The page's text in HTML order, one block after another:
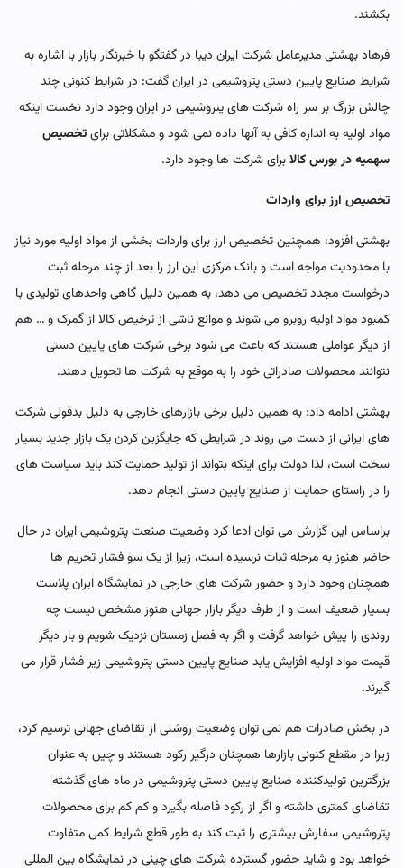
بکشند.
فرهاد بهشتی مدیرعامل شرکت ایران دیبا در گفتگو با خبرنگار بازار با اشاره به
شرایط صنایع پایین دستی پتروشیمی در ایران گفت: در شرایط کنونی چند
چالش بزرگ بر سر راه شرکت های پتروشیمی در ایران وجود دارد نخست اینکه
مواد اولیه به اندازه کافی به آنها داده نمی شود و مشکلاتی برایتخصیص
سهمیه در بورس کالابرای شرکت ها وجود دارد.
تخصیص ارز برای واردات
بهشتی افزود: همچنین تخصیص ارز برای واردات بخشی از مواد اولیه مورد نیاز
با محدودیت مواجه است و بانک مرکزی این ارز را بعد از چند مرحله ثبت
درخواست مجدد تخصیص می دهد، به همین دلیل گاهی واحدهای تولیدی با
کمبود مواد اولیه روبرو می شوند و موانع ناشی از ترخیص کالا از گمرک و … هم
از دیگر عواملی هستند که باعث می شود برخی شرکت های پایین دستی
نتوانند محصولات صادراتی خود را به موقع به شرکت ها تحویل دهند.
بهشتی ادامه داد: به همین دلیل برخی بازارهای خارجی به دلیل بدقولی شرکت
های ایرانی از دست می روند در شرایطی که جایگزین کردن یک بازار جدید بسیار
سخت است، لذا دولت برای اینکه بتواند از تولید حمایت کند باید سیاست های
را در راستای حمایت از صنایع پایین دستی انجام دهد.
براساس این گزارش می توان ادعا کرد وضعیت صنعت پتروشیمی ایران در حال
حاضر هنوز به مرحله ثبات نرسیده است، زیرا از یک سو فشار تحریم ها
همچنان وجود دارد و حضور شرکت های خارجی در نمایشگاه ایران پلاست
بسیار ضعیف است و از طرف دیگر بازار جهانی هنوز مشخص نیست چه
روندی را پیش خواهد گرفت و اگر به فصل زمستان نزدیک شویم و بار دیگر
قیمت مواد اولیه افزایش یابد صنایع پایین دستی پتروشیمی زیر فشار قرار می
گیرند.
در بخش صادرات هم نمی توان وضعیت روشنی از تقاضای جهانی ترسیم کرد،
زیرا در مقطع کنونی بازارها همچنان درگیر رکود هستند و چین به عنوان
بزرگترین تولیدکننده صنایع پایین دستی پتروشیمی در ماه های گذشته
تقاضای کمتری داشته و اگر از رکود فاصله بگیرد و کم کم برای محصولات
پتروشیمی سفارش بیشتری را ثبت کند به طور قطع شرایط کمی متفاوت
خواهد بود و شاید حضور گسترده شرکت های چینی در نمایشگاه بین المللی